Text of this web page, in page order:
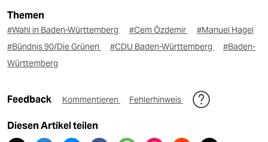
Themen
#Wahl in Baden-Württemberg #Cem Özdemir
#Manuel Hagel
#Bündnis 90/Die Grünen
#CDU Baden-Württemberg
#Baden-
Württemberg
Feedback Kommentieren Fehlerhinweis
Diesen Artikel teilen